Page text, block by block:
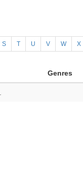
S T U V W X
Genres